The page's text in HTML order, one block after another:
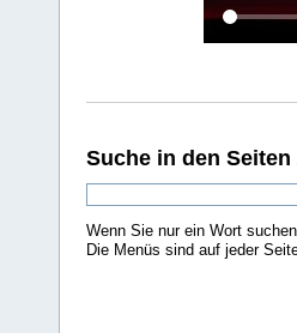
Suche in den Seiten
Wenn Sie nur ein Wort
Die Menüs sind auf jeder